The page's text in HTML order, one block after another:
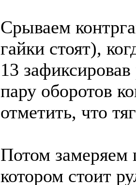
Срываем
гайки стоят),
13
пару оборотов
отметить, что
Потом замеряем
котором стоит